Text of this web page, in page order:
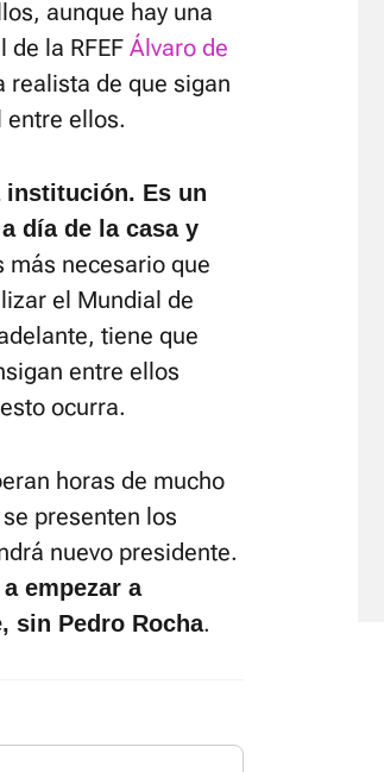
aunque hay una
la RFEF Álvaro de
realista de que sigan
entre ellos.
institución. Es un
día de la casa y
más necesario que
el Mundial de
tiene que
entre ellos
ocurra.
horas de mucho
presenten los
nuevo presidente.
empezar a
sin Pedro Rocha.